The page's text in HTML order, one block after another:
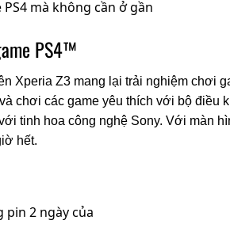
PS4™
Z3 mang lại trải nghiệm chơi
chơi các game yêu thích với bộ điều
tinh hoa công nghệ Sony. Với màn
hết.